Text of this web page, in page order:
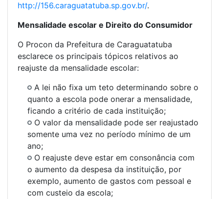
http://156.caraguatatuba.sp.gov.br/.
Mensalidade escolar e Direito do Consumidor
O Procon da Prefeitura de Caraguatatuba
esclarece os principais tópicos relativos ao
reajuste da mensalidade escolar:
A lei não fixa um teto determinando sobre o
quanto a escola pode onerar a mensalidade,
ficando a critério de cada instituição;
O valor da mensalidade pode ser reajustado
somente uma vez no período mínimo de um
ano;
O reajuste deve estar em consonância com
o aumento da despesa da instituição, por
exemplo, aumento de gastos com pessoal e
com custeio da escola;